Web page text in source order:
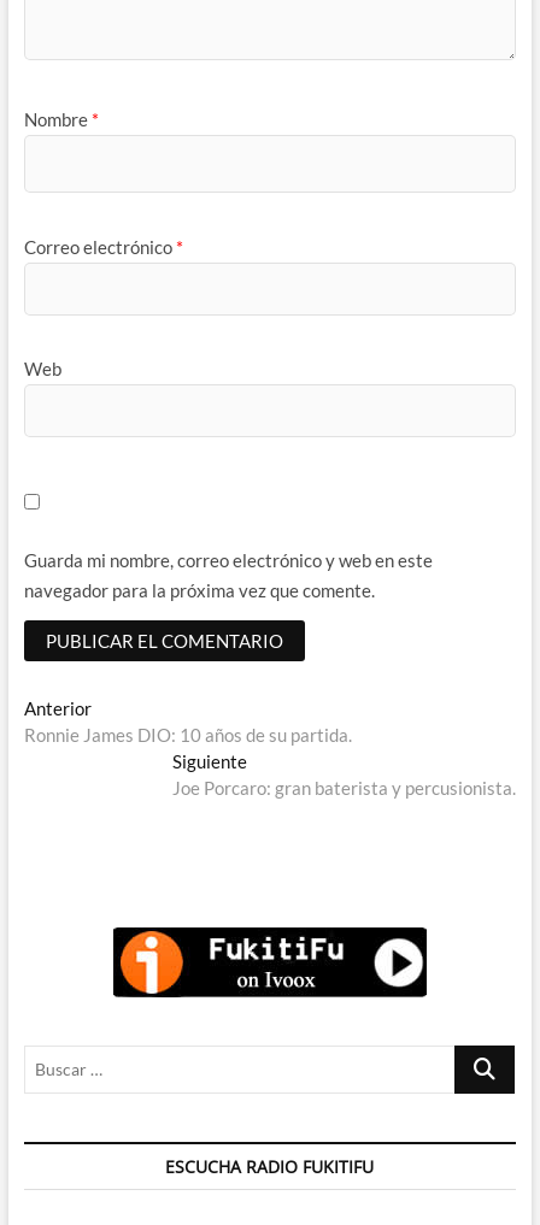
Nombre *
Correo electrónico *
Web
Guarda mi nombre, correo electrónico y web en este
navegador para la próxima vez que comente.
Navegación
de
AnteriorEntrada
anterior:
Ronnie James DIO: 10 años de su partida.
SiguienteEntrada
siguiente:
Joe Porcaro: gran baterista y percusionista.
Buscar
ESCUCHA RADIO FUKITIFU